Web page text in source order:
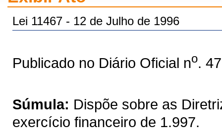
Lei 11467 - 12 de Julho de 1996
Publicado no Diário Oficial no.
Súmula: Dispõe sobre as
exercício financeiro de 1.997.